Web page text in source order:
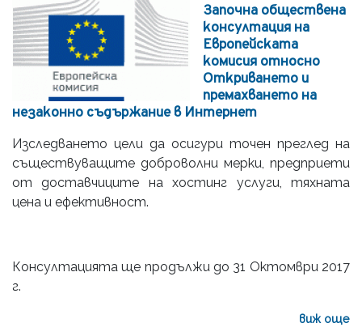
Започна обществена
консултация на
Европейската
комисия относно
Откриването и
премахването на
незаконно съдържание в Интернет
Изследването цели да осигури точен преглед на
съществуващите доброволни мерки, предприети
от доставчиците на хостинг услуги, тяхната
цена и ефективност.
Консултацията ще продължи до 31 Октомври 2017
г.
виж още